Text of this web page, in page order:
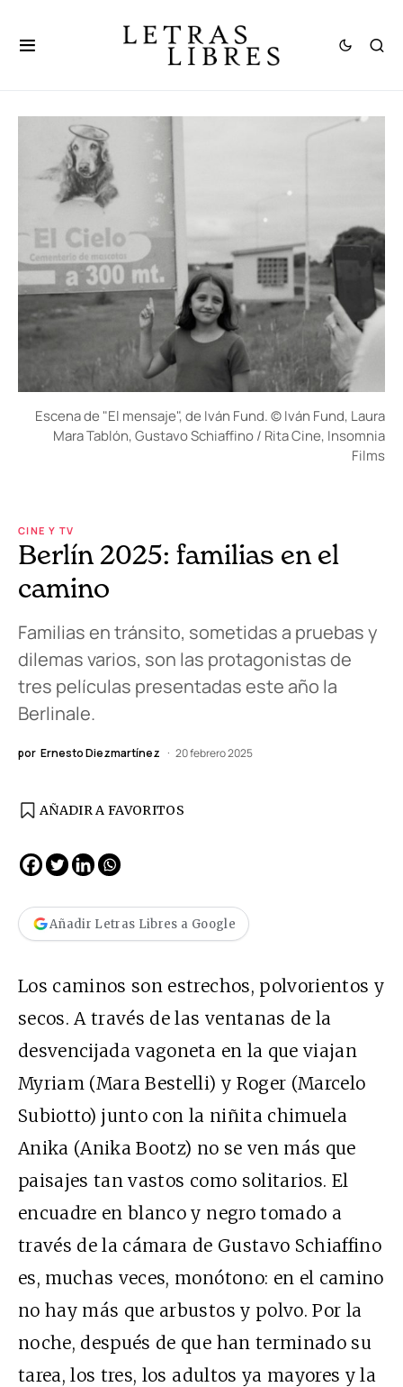
Escena de "El mensaje", de Iván Fund. © Iván Fund, Laura
Mara Tablón, Gustavo Schiaffino / Rita Cine, Insomnia
Films
CINE Y TV
Berlín 2025: familias en el
camino
Familias en tránsito, sometidas a pruebas y
dilemas varios, son las protagonistas de
tres películas presentadas este año la
Berlinale.
por Ernesto Diezmartínez 20 febrero 2025
AÑADIR A FAVORITOS
Añadir Letras Libres a Google
Los caminos son estrechos, polvorientos y
secos. A través de las ventanas de la
desvencijada vagoneta en la que viajan
Myriam (Mara Bestelli) y Roger (Marcelo
Subiotto) junto con la niñita chimuela
Anika (Anika Bootz) no se ven más que
paisajes tan vastos como solitarios. El
encuadre en blanco y negro tomado a
través de la cámara de Gustavo Schiaffino
es, muchas veces, monótono: en el camino
no hay más que arbustos y polvo. Por la
noche, después de que han terminado su
tarea, los tres, los adultos ya mayores y la